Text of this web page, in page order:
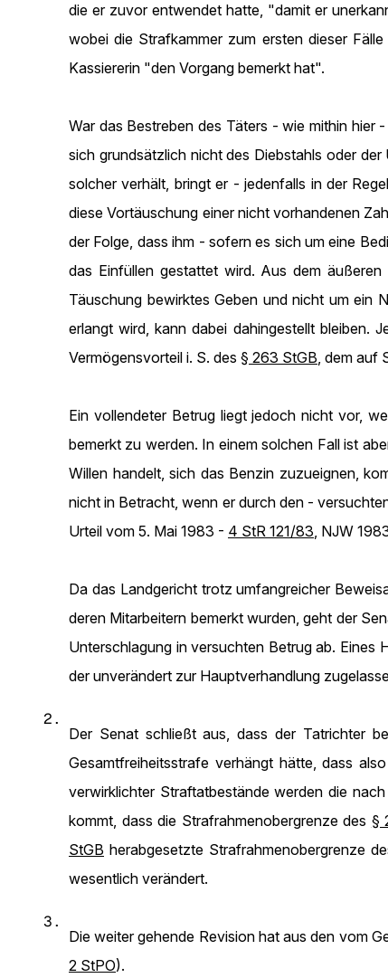
die er zuvor entwendet hatte, "damit er
wobei die Strafkammer zum ersten dieser
Kassiererin "den Vorgang bemerkt hat".
War das Bestreben des Täters - wie mithin
sich grundsätzlich nicht des Diebstahls oder
solcher verhält, bringt er - jedenfalls in der
diese Vortäuschung einer nicht vorhandenen
der Folge, dass ihm - sofern es sich um eine
das Einfüllen gestattet wird. Aus dem
Täuschung bewirktes Geben und nicht um ein
erlangt wird, kann dabei dahingestellt bleiben.
Vermögensvorteil i. S. des § 263 StGB, dem auf
Ein vollendeter Betrug liegt jedoch nicht vor,
bemerkt zu werden. In einem solchen Fall ist
Willen handelt, sich das Benzin zuzueignen,
nicht in Betracht, wenn er durch den -
Urteil vom 5. Mai 1983 - 4 StR 121/83, NJW
Da das Landgericht trotz umfangreicher
deren Mitarbeitern bemerkt wurden, geht der
Unterschlagung in versuchten Betrug ab. Eines
der unverändert zur Hauptverhandlung
2.
Der Senat schließt aus, dass der Tatrichter
Gesamtfreiheitsstrafe verhängt hätte, dass
verwirklichter Straftatbestände werden die
kommt, dass die Strafrahmenobergrenze des §
StGB herabgesetzte Strafrahmenobergrenze
wesentlich verändert.
3.
Die weiter gehende Revision hat aus den vom
2 StPO).